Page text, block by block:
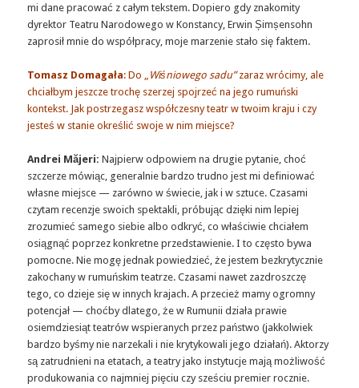
mi dane pracować z całym tekstem. Dopiero gdy znakomity
dyrektor Teatru Narodowego w Konstancy, Erwin Șimșensohn
zaprosił mnie do współpracy, moje marzenie stało się faktem.
Tomasz Domagała: Do „ Wiśniowego sadu”zaraz wrócimy, ale
chciałbym jeszcze trochę szerzej spojrzeć na jego rumuński
kontekst. Jak postrzegasz współczesny teatr w twoim kraju i czy
jesteś w stanie określić swoje w nim miejsce?
Andrei Măjeri: Najpierw odpowiem na drugie pytanie, choć
szczerze mówiąc, generalnie bardzo trudno jest mi definiować
własne miejsce — zarówno w świecie, jak i w sztuce. Czasami
czytam recenzje swoich spektakli, próbując dzięki nim lepiej
zrozumieć samego siebie albo odkryć, co właściwie chciałem
osiągnąć poprzez konkretne przedstawienie. I to często bywa
pomocne. Nie mogę jednak powiedzieć, że jestem bezkrytycznie
zakochany w rumuńskim teatrze. Czasami nawet zazdroszczę
tego, co dzieje się w innych krajach. A przecież mamy ogromny
potencjał — choćby dlatego, że w Rumunii działa prawie
osiemdziesiąt teatrów wspieranych przez państwo (jakkolwiek
bardzo byśmy nie narzekali i nie krytykowali jego działań). Aktorzy
są zatrudnieni na etatach, a teatry jako instytucje mają możliwość
produkowania co najmniej pięciu czy sześciu premier rocznie.